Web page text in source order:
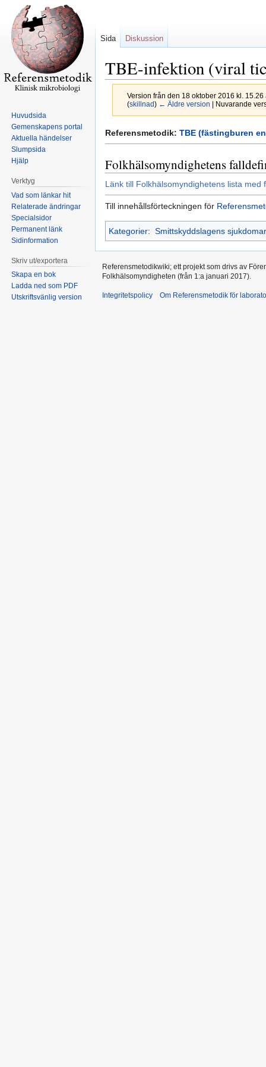
TBE-infektion (viral
Version från den 18 oktober 2016 kl.
(skillnad) ← Äldre version | Nuvarande
Hoppa
till
navigering
Hoppa
till
Referensmetodik: TBE (fästingburen
Folkhälsomyndighetens
Länk till Folkhälsomyndighetens lista
Till innehållsförteckningen för
Kategorier: Smittskyddslagens sjukdomar
Sida Diskussion
Huvudsida
Gemenskapens portal
Aktuella händelser
Slumpsida
Hjälp
Verktyg
Vad som länkar hit
Relaterade ändringar
Specialsidor
Permanent länk
Sidinformation
Skriv ut/exportera
Skapa en bok
Ladda ned som PDF
Utskriftsvänlig version
Referensmetodikwiki; ett projekt som drivs av
Folkhälsomyndigheten (från 1:a januari 2017).
Integritetspolicy Om Referensmetodik för